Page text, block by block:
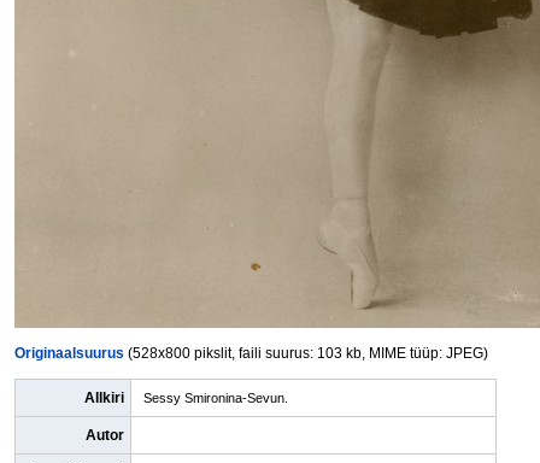
Originaalsuurus (528x800 pikslit, faili suurus: 103 kb, MIME tüüp: JPEG)
Allkiri Sessy Smironina-Sevun.
Autor